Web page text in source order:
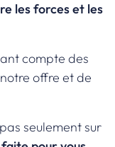
les forces et les
compte des
offre et de
seulement sur